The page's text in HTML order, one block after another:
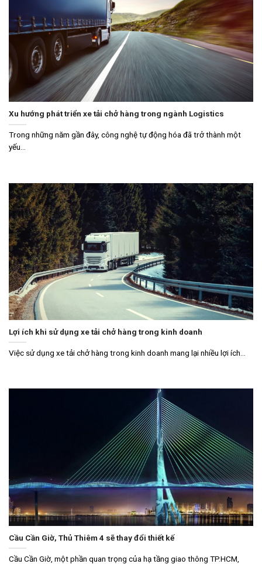
Xu hướng phát triển xe tải chở hàng trong ngành Logistics
Trong những năm gần đây, công nghệ tự động hóa đã trở thành một
yếu...
Lợi ích khi sử dụng xe tải chở hàng trong kinh doanh
Việc sử dụng xe tải chở hàng trong kinh doanh mang lại nhiều lợi ích...
Cầu Cần Giờ, Thủ Thiêm 4 sẽ thay đổi thiết kế
Cầu Cần Giờ, một phần quan trọng của hạ tầng giao thông TP.HCM,